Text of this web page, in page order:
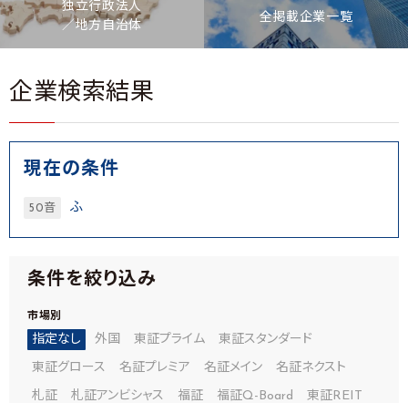
独立行政法人
／地方自治体
全掲載企業一覧
企業検索結果
現在の条件
50音 ふ
条件を絞り込み
市場別
指定なし 外国 東証プライム 東証スタンダード
東証グロース 名証プレミア 名証メイン 名証ネクスト
札証 札証アンビシャス 福証 福証Q-Board 東証REIT